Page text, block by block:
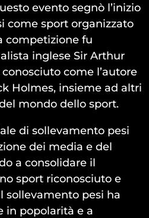
evento segnò l’inizio
come sport organizzato
competizione fu
inglese Sir Arthur
come l’autore
Holmes, insieme ad altri
mondo dello sport.
di sollevamento pesi
dei media e del
a consolidare il
sport riconosciuto e
sollevamento pesi ha
in popolarità e a